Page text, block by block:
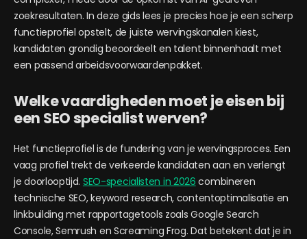
zoekresultaten. In deze gids lees je precies hoe je een scherp
functieprofiel opstelt, de juiste wervingskanalen kiest,
kandidaten grondig beoordeelt en talent binnenhaalt met
een passend arbeidsvoorwaardenpakket.
Welke vaardigheden moet je eisen bij
een SEO specialist werven?
Het functieprofiel is de fundering van je wervingsproces. Een
vaag profiel trekt de verkeerde kandidaten aan en verlengt
je doorlooptijd. SEO-specialisten in 2026 combineren
technische SEO, keyword research, contentoptimalisatie en
linkbuilding met rapportagetools zoals Google Search
Console, Semrush en Screaming Frog. Dat betekent dat je in